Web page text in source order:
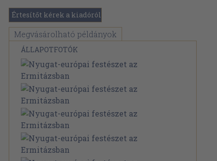
Értesítőt kérek a kiadóról
Megvásárolható példányok
ÁLLAPOTFOTÓK